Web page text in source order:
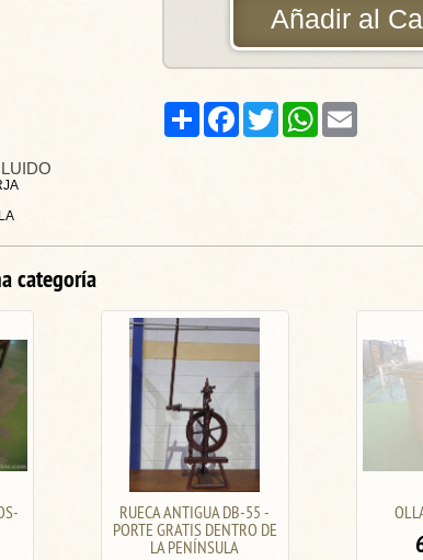
Añadir al
Share FacebookTwitter WhatsApp
categoría
-
OLLA ANTIGUA J-2
60.00€